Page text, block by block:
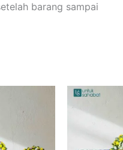
barang sampai